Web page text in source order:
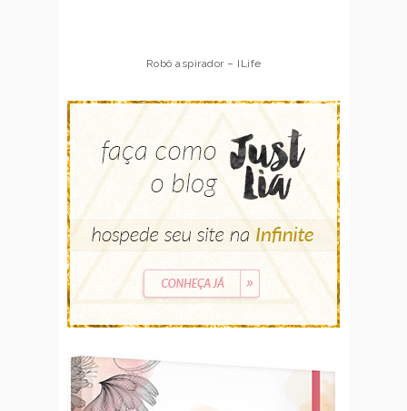
Robô aspirador – ILife